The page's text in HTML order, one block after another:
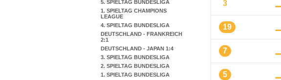
5. SPIELTAG BUNDESLIGA
1. SPIELTAG CHAMPIONS
LEAGUE
4. SPIELTAG BUNDESLIGA
DEUTSCHLAND - FRANKREICH
2:1
DEUTSCHLAND - JAPAN 1:4
3. SPIELTAG BUNDESLIGA
2. SPIELTAG BUNDESLIGA
1. SPIELTAG BUNDESLIGA
3
19
7
5